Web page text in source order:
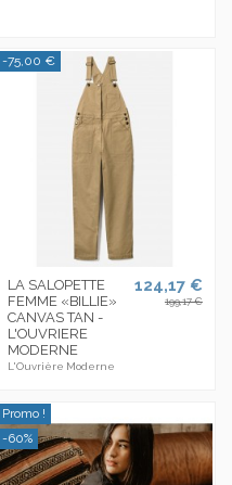
-75,00 €
LA SALOPETTE
FEMME «BILLIE»
CANVAS TAN -
L'OUVRIERE
MODERNE
L'Ouvrière Moderne
124,17 €
199,17 €
Promo !
-60%